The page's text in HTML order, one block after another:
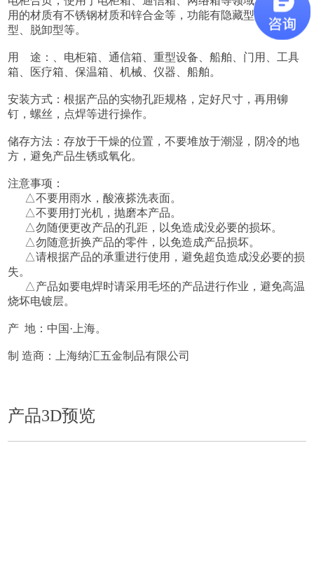
用的材质有不锈钢材质和锌合金等，功能有隐藏型，外露
型、脱卸型等。
用 途：、电柜箱、通信箱、重型设备、船舶、门用、工具
箱、医疗箱、保温箱、机械、仪器、船舶。
安装方式：根据产品的实物孔距规格，定好尺寸，再用铆
钉，螺丝，点焊等进行操作。
储存方法：存放于干燥的位置，不要堆放于潮湿，阴冷的地
方，避免产品生锈或氧化。
注意事项：
△不要用雨水，酸液搽洗表面。
△不要用打光机，抛磨本产品。
△勿随便更改产品的孔距，以免造成没必要的损坏。
△勿随意折换产品的零件，以免造成产品损坏。
△请根据产品的承重进行使用，避免超负造成没必要的损
失。
△产品如要电焊时请采用毛坯的产品进行作业，避免高温
烧坏电镀层。
产 地：中国·上海。
制 造商：上海纳汇五金制品有限公司
产品3D预览